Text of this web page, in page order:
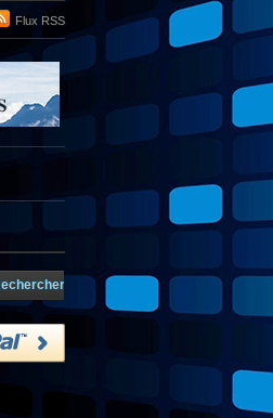
Flux RSS